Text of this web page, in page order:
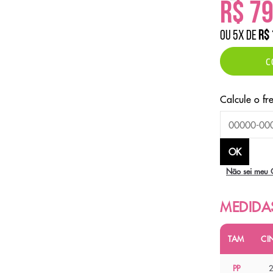
R$
ou5xdeR$
Não sei meu
TAM
PP